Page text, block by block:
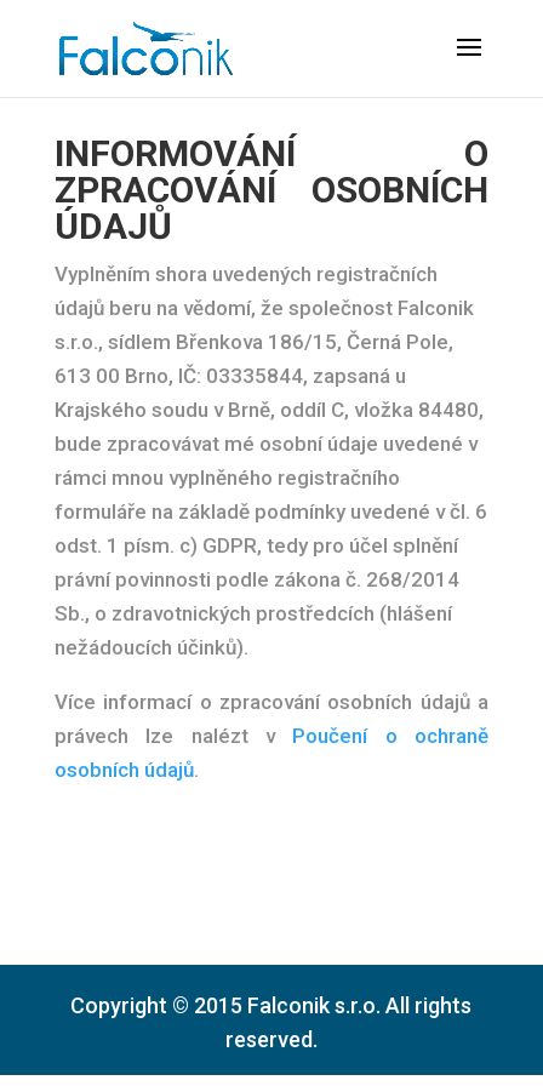
INFORMOVÁNÍ O
ZPRACOVÁNÍ OSOBNÍCH
ÚDAJŮ
Vyplněním shora uvedených registračních
údajů beru na vědomí, že společnost Falconik
s.r.o., sídlem Břenkova 186/15, Černá Pole,
613 00 Brno, IČ: 03335844, zapsaná u
Krajského soudu v Brně, oddíl C, vložka 84480,
bude zpracovávat mé osobní údaje uvedené v
rámci mnou vyplněného registračního
formuláře na základě podmínky uvedené v čl. 6
odst. 1 písm. c) GDPR, tedy pro účel splnění
právní povinnosti podle zákona č. 268/2014
Sb., o zdravotnických prostředcích (hlášení
nežádoucích účinků).
Více informací o zpracování osobních údajů a
právech lze nalézt v Poučení o ochraně
osobních údajů.
Copyright © 2015 Falconik s.r.o. All rights
reserved.